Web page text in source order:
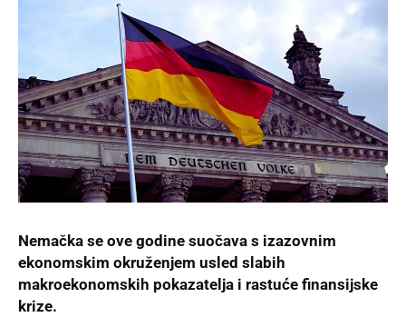
Nemačka se ove godine suočava s izazovnim
ekonomskim okruženjem usled slabih
makroekonomskih pokazatelja i rastuće finansijske
krize.